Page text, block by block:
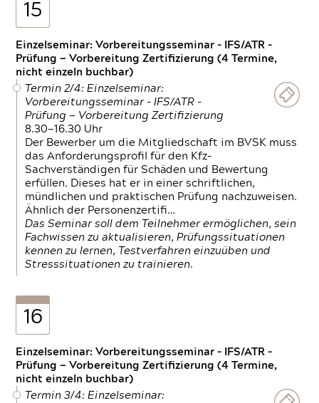
15
Einzelseminar: Vorbereitungsseminar - IFS/ATR -
Prüfung — Vorbereitung Zertifizierung (4 Termine,
nicht einzeln buchbar)
Termin 2/4: Einzelseminar:
Vorbereitungsseminar - IFS/ATR -
Prüfung — Vorbereitung Zertifizierung
8.30—16.30 Uhr
Der Bewerber um die Mitgliedschaft im BVSK muss
das Anforderungsprofil für den Kfz-
Sachverständigen für Schäden und Bewertung
erfüllen. Dieses hat er in einer schriftlichen,
mündlichen und praktischen Prüfung nachzuweisen.
Ähnlich der Personenzertifi…
Das Seminar soll dem Teilnehmer ermöglichen, sein
Fachwissen zu aktualisieren, Prüfungssituationen
kennen zu lernen, Testverfahren einzuüben und
Stresssituationen zu trainieren.
16
Einzelseminar: Vorbereitungsseminar - IFS/ATR -
Prüfung — Vorbereitung Zertifizierung (4 Termine,
nicht einzeln buchbar)
Termin 3/4: Einzelseminar: